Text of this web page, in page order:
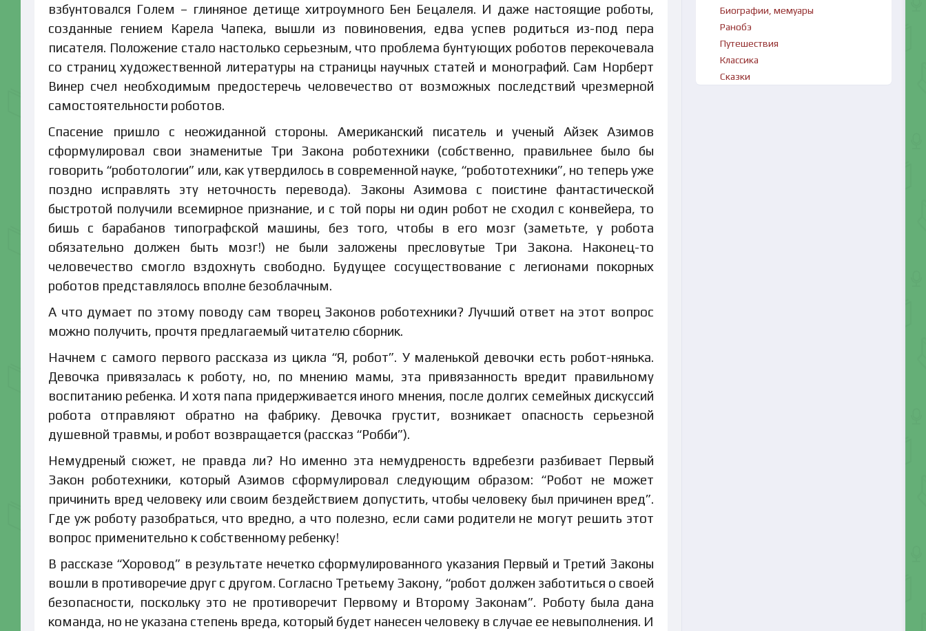
взбунтовался Голем – глиняное детище хитроумного Бен Бецалеля. И даже настоящие роботы,
созданные гением Карела Чапека, вышли из повиновения, едва успев родиться из-под пера
писателя. Положение стало настолько серьезным, что проблема бунтующих роботов перекочевала
со страниц художественной литературы на страницы научных статей и монографий. Сам Норберт
Винер счел необходимым предостеречь человечество от возможных последствий чрезмерной
самостоятельности роботов.
Спасение пришло с неожиданной стороны. Американский писатель и ученый Айзек Азимов
сформулировал свои знаменитые Три Закона роботехники (собственно, правильнее было бы
говорить “роботологии” или, как утвердилось в современной науке, “робототехники”, но теперь уже
поздно исправлять эту неточность перевода). Законы Азимова с поистине фантастической
быстротой получили всемирное признание, и с той поры ни один робот не сходил с конвейера, то
бишь с барабанов типографской машины, без того, чтобы в его мозг (заметьте, у робота
обязательно должен быть мозг!) не были заложены пресловутые Три Закона. Наконец-то
человечество смогло вздохнуть свободно. Будущее сосуществование с легионами покорных
роботов представлялось вполне безоблачным.
А что думает по этому поводу сам творец Законов роботехники? Лучший ответ на этот вопрос
можно получить, прочтя предлагаемый читателю сборник.
Начнем с самого первого рассказа из цикла “Я, робот”. У маленькой девочки есть робот-нянька.
Девочка привязалась к роботу, но, по мнению мамы, эта привязанность вредит правильному
воспитанию ребенка. И хотя папа придерживается иного мнения, после долгих семейных дискуссий
робота отправляют обратно на фабрику. Девочка грустит, возникает опасность серьезной
душевной травмы, и робот возвращается (рассказ “Робби”).
Немудреный сюжет, не правда ли? Но именно эта немудреность вдребезги разбивает Первый
Закон роботехники, который Азимов сформулировал следующим образом: “Робот не может
причинить вред человеку или своим бездействием допустить, чтобы человеку был причинен вред”.
Где уж роботу разобраться, что вредно, а что полезно, если сами родители не могут решить этот
вопрос применительно к собственному ребенку!
В рассказе “Хоровод” в результате нечетко сформулированного указания Первый и Третий Законы
вошли в противоречие друг с другом. Согласно Третьему Закону, “робот должен заботиться о своей
безопасности, поскольку это не противоречит Первому и Второму Законам”. Роботу была дана
команда, но не указана степень вреда, который будет нанесен человеку в случае ее невыполнения. И
Биографии, мемуары
Ранобэ
Путешествия
Классика
Сказки